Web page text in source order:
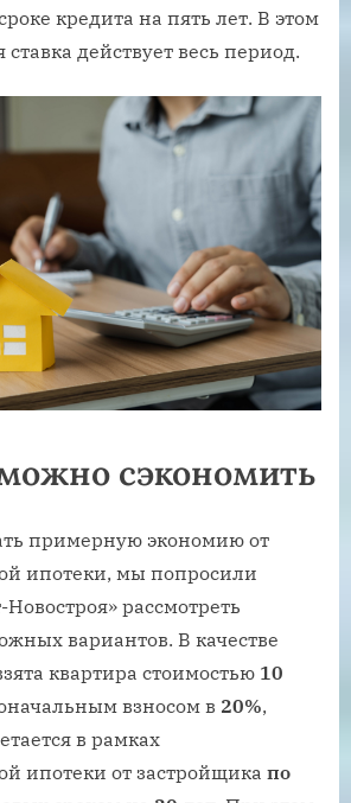
кредита на пять лет. В этом
ставка действует весь период.
сэкономить
примерную экономию от
ипотеки, мы попросили
Новостроя» рассмотреть
вариантов. В качестве
квартира стоимостью 10
взносом в 20%,
в рамках
ипотеки от застройщика по